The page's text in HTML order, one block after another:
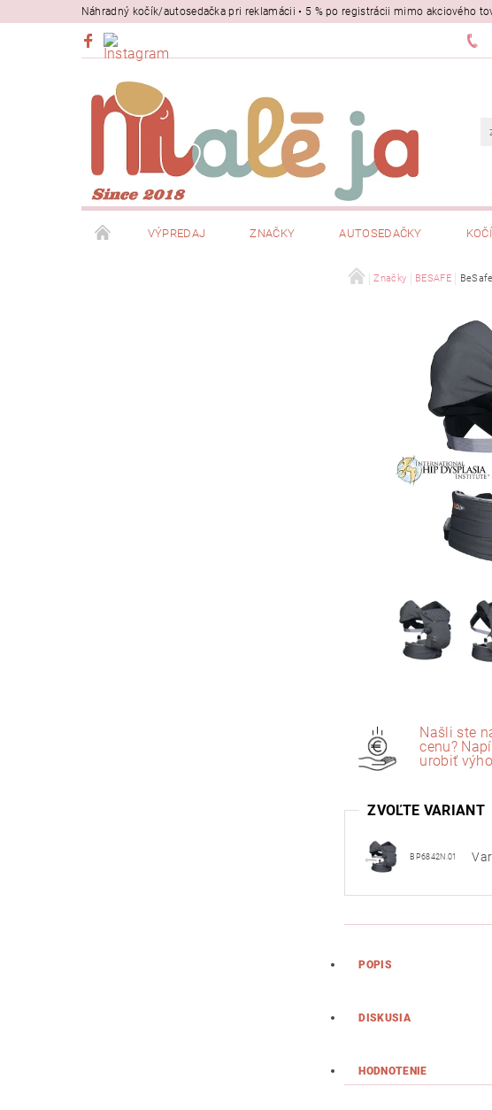
Náhradný kočík/autosedačka pri reklamácii • 5 % po registrácii mimo akciového
VÝPREDAJ ZNAČKY AUTOSEDAČKY
Značky BESAFE
Našli ste
cenu?
urobiť
ZVOĽTE VARIANT
BP6842N.01
POPIS
DISKUSIA
HODNOTENIE